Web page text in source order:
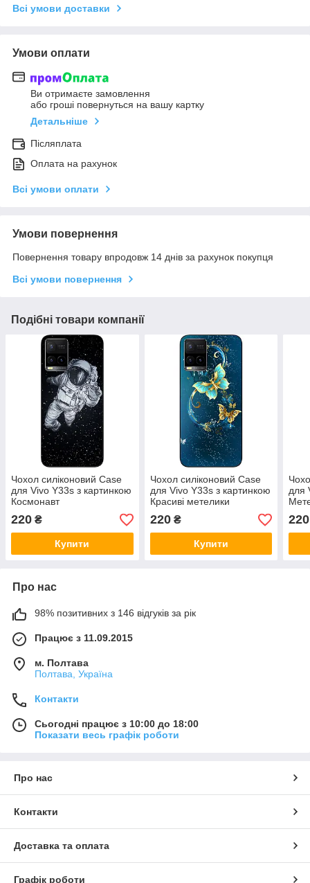
Всі умови доставки
Умови оплати
Ви отримаєте замовлення
або гроші повернуться на вашу картку
Детальніше
Післяплата
Оплата на рахунок
Всі умови оплати
Умови повернення
Повернення товару впродовж 14 днів за рахунок покупця
Всі умови повернення
Подібні товари компанії
Чохол силіконовий Case
для Vivo Y33s з картинкою
Космонавт
220 ₴
Купити
Чохол силіконовий Case
для Vivo Y33s з картинкою
Красиві метелики
220₴
Купити
для
220
Про нас
98% позитивних з 146 відгуків за рік
Працює з 11.09.2015
м. Полтава
Полтава, Україна
Контакти
Сьогодні працює з 10:00 до 18:00
Показати весь графік роботи
Про нас
Контакти
Доставка та оплата
Графік роботи